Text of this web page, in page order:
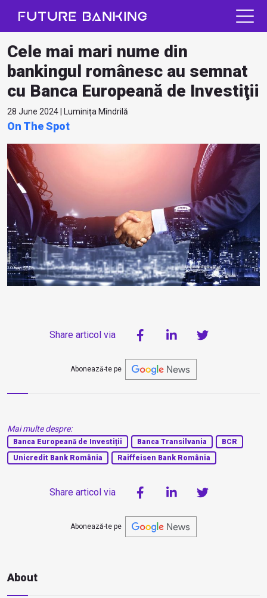
Cele mai mari nume din
bankingul românesc au semnat
cu Banca Europeană de Investiţii
28 June 2024 | Luminița Mîndrilă
On The Spot
Share articol via
Abonează-te pe
Mai multe despre:
Banca Europeană de Investiții Banca Transilvania
BCR
Unicredit Bank România
Raiffeisen Bank România
Share articol via
Abonează-te pe
About